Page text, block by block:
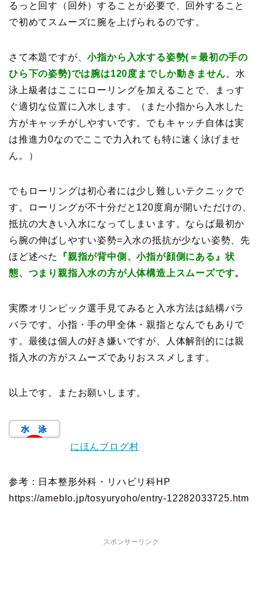
るっと回す（回外）することが必要で、回外すること
で初めてスムーズに腕を上げられるのです。
さて本題ですが、小指から入水する姿勢(＝最初の手の
ひら下の姿勢)では腕は120度までしか動きません。水
泳上級者はここにローリングを加えることで、まっす
ぐ適切な位置に入水します。（また小指から入水した
方がキャッチがしやすいです。でもキャッチ自体は実
は推進力0なのでここで力入れても特に速く泳げませ
ん。）
でもローリングは初心者には少し難しいテクニックで
す。ローリングが不十分だと120度肩が開いただけの、
抵抗の大きい入水になってしまいます。ならば最初か
ら腕の伸ばしやすい姿勢=入水の抵抗が少ない姿勢、先
ほど述べた
『親指が背中側、小指が顔側にある』状
態、つまり親指入水の方が人体構造上スムーズです。
実際オリンピック選手見てみると入水方法は結構バラ
バラです。小指・手の甲全体・親指となんでもありで
す。最後は個人の好き嫌いですが、人体解剖的には親
指入水の方がスムーズでありおススメします。
以上です。またお願いします。
にほんブログ村
参考：日本整形外科・リハビリ科HP
https://ameblo.jp/tosyuryoho/entry-12282033725.htm
スポンサーリンク